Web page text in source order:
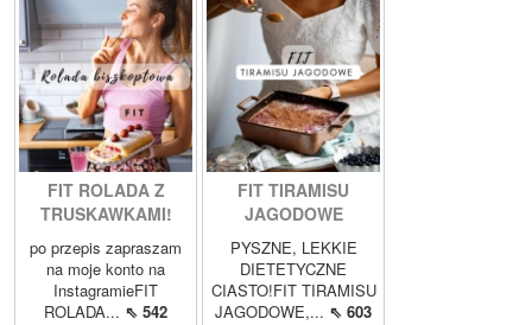
FIT ROLADA Z
TRUSKAWKAMI!
po przepis zapraszam
na moje konto na
InstagramieFIT
ROLADA... ⇖ 542
FIT TIRAMISU
JAGODOWE
PYSZNE, LEKKIE
DIETETYCZNE
CIASTO!FIT TIRAMISU
JAGODOWE,... ⇖ 603